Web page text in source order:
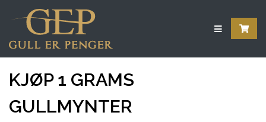
KJØP 1 GRAMS
GULLMYNTER